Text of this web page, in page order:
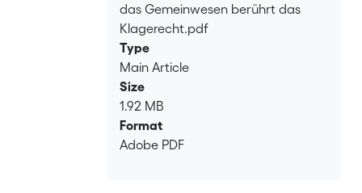
das Gemeinwesen berührt das
Klagerecht.pdf
Type
Main Article
Size
1.92 MB
Format
Adobe PDF